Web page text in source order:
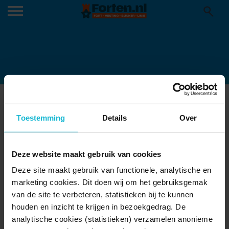
Toestemming Details Over
Deze website maakt gebruik van cookies
Deze site maakt gebruik van functionele, analytische en
marketing cookies. Dit doen wij om het gebruiksgemak
van de site te verbeteren, statistieken bij te kunnen
houden en inzicht te krijgen in bezoekgedrag. De
analytische cookies (statistieken) verzamelen anonieme
LOGO-FORT-K